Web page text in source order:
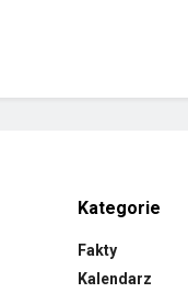
Kategorie
Fakty
Kalendarz